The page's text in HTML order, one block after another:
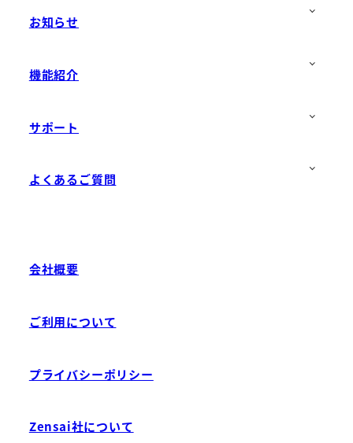
お知らせ
機能紹介
サポート
よくあるご質問
会社概要
ご利用について
プライバシーポリシー
Zensai社について